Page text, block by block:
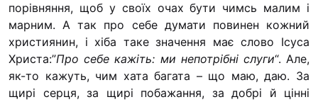
порівняння, щоб у своїх очах бути чимсь малим і
марним. А так про себе думати повинен кожний
християнин, і хіба таке значення має слово Ісуса
Христа:”Про себе кажіть: ми непотрібні слу­ги“. Але,
як-то кажуть, чим хата багата – що маю, даю. За
щирі серця, за щирі побажання, за добрі й цінні